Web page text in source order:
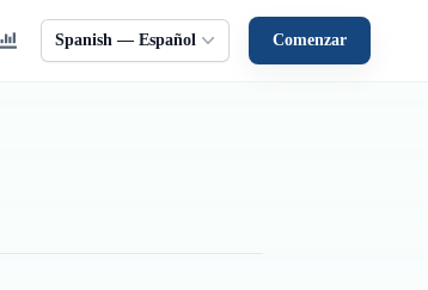
Spanish — Español Comenzar